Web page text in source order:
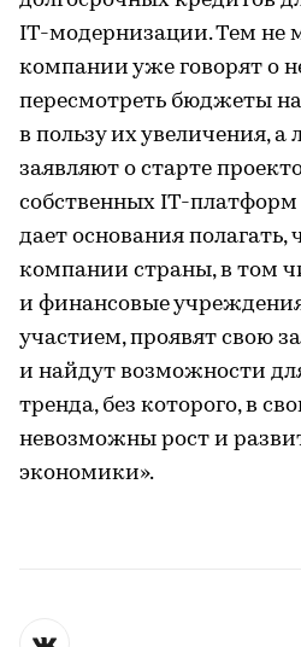
IT-модернизации. Тем не
компании уже говорят о
пересмотреть бюджеты
в пользу их увеличения,
заявляют о старте
собственных IT-платформ
дает основания
компании страны, в том
и финансовые
участием, проявят свою
и найдут возможности
тренда, без которого, в
невозможны рост и
экономики».